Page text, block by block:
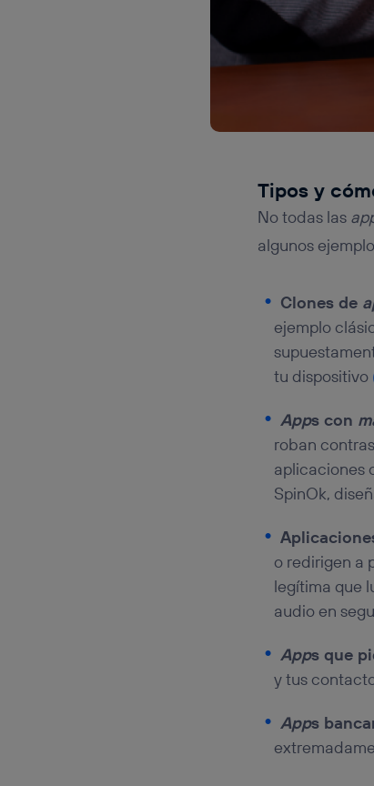
Tipos y
No todas las
algunos
Clones de
ejemplo
tu dispositivo
Apps con
roban
aplicaciones
SpinOk,
o redirigen a
legítima que
audio en
Apps que
y tus
Apps